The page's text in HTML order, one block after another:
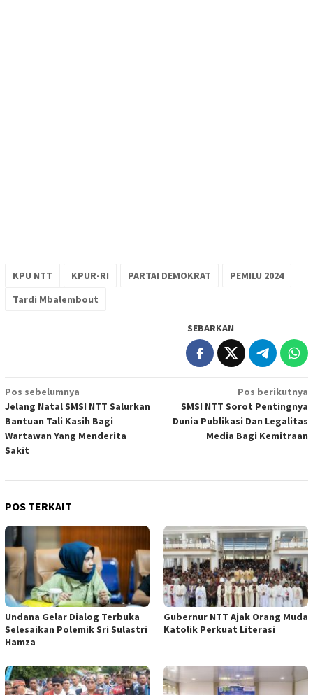
KPU NTT KPUR-RI PARTAI DEMOKRAT
PEMILU 2024
Tardi Mbalembout
SEBARKAN
Navigasi
pos
Pos sebelumnya
Jelang Natal SMSI NTT Salurkan
Bantuan Tali Kasih Bagi
Wartawan Yang Menderita
Sakit
Pos berikutnya
SMSI NTT Sorot Pentingnya
Dunia Publikasi Dan Legalitas
Media Bagi Kemitraan
POS TERKAIT
Undana Gelar Dialog Terbuka
Selesaikan Polemik Sri Sulastri
Hamza
Gubernur NTT Ajak Orang Muda
Katolik Perkuat Literasi